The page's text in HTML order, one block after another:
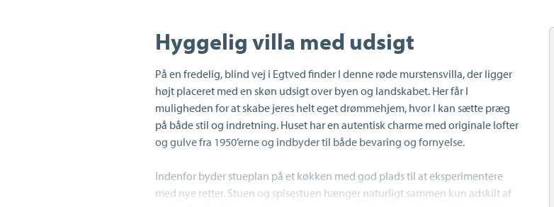
Hyggelig villa med udsigt
På en fredelig, blind vej i Egtved finder I denne røde murstensvilla, der ligger
højt placeret med en skøn udsigt over byen og landskabet. Her får I
muligheden for at skabe jeres helt eget drømmehjem, hvor I kan sætte præg
på både stil og indretning. Huset har en autentisk charme med originale lofter
og gulve fra 1950’erne og indbyder til både bevaring og fornyelse.
Indenfor byder stueplan på et køkken med god plads til at eksperimentere
med nye retter. Stuen og spisestuen hænger naturligt sammen kun adskilt af